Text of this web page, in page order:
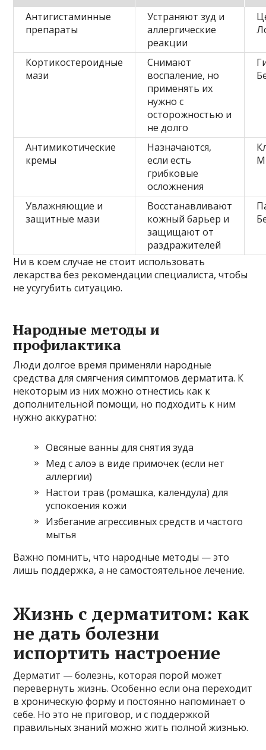
Антигистаминные
препараты
Устраняют зуд и
аллергические
реакции
Кортикостероидные
мази
Снимают
воспаление, но
применять их
нужно с
осторожностью и
не долго
Антимикотические
кремы
Назначаются,
если есть
грибковые
осложнения
Увлажняющие и
защитные мази
Восстанавливают
кожный барьер и
защищают от
раздражителей
Ни в коем случае не стоит использовать
лекарства без рекомендации специалиста, чтобы
не усугубить ситуацию.
Народные методы и
профилактика
Люди долгое время применяли народные
средства для смягчения симптомов дерматита. К
некоторым из них можно отнестись как к
дополнительной помощи, но подходить к ним
нужно аккуратно:
Овсяные ванны для снятия зуда
Мед с алоэ в виде примочек (если нет
аллергии)
Настои трав (ромашка, календула) для
успокоения кожи
Избегание агрессивных средств и частого
мытья
Важно помнить, что народные методы — это
лишь поддержка, а не самостоятельное лечение.
Жизнь с дерматитом: как
не дать болезни
испортить настроение
Дерматит — болезнь, которая порой может
перевернуть жизнь. Особенно если она переходит
в хроническую форму и постоянно напоминает о
себе. Но это не приговор, и с поддержкой
правильных знаний можно жить полной жизнью.